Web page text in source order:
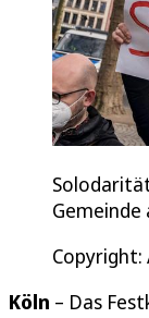
Copyright:
Köln – Das